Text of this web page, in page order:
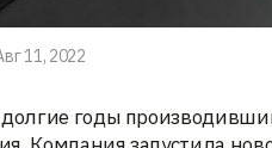
11, 2022
долгие годы